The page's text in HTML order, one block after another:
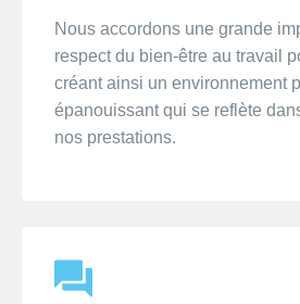
Nous accordons une grande
respect du bien-être au travail
créant ainsi un environnement
épanouissant qui se reflète
nos prestations.